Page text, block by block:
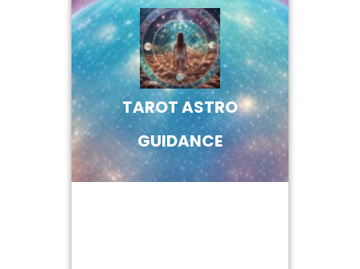
TAROT ASTRO
GUIDANCE